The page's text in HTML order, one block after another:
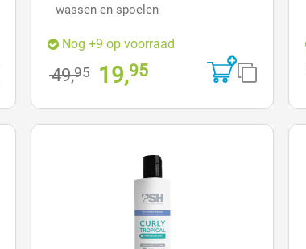
wassen en spoelen
Nog +9 op voorraad
49,95 19,95